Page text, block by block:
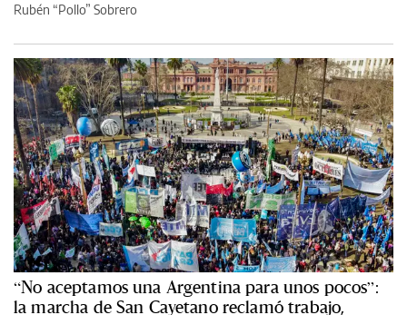
Rubén “Pollo” Sobrero
“No aceptamos una Argentina para unos pocos”:
la marcha de San Cayetano reclamó trabajo,